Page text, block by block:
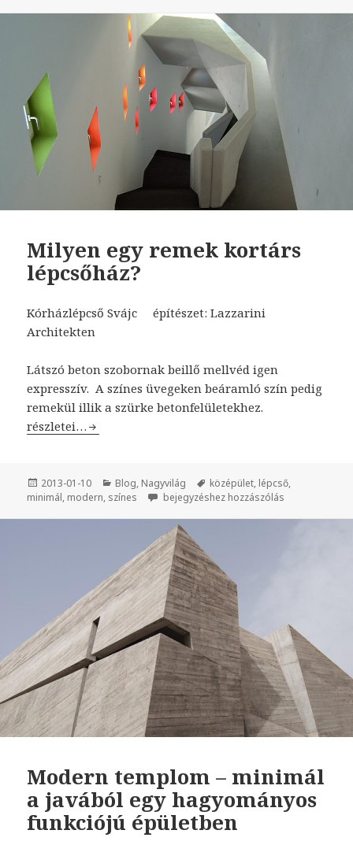
Milyen egy remek kortárs
lépcsőház?
Kórházlépcső Svájc építészet: Lazzarini
Architekten
Látszó beton szobornak beillő mellvéd igen
expresszív. A színes üvegeken beáramló szín pedig
remekül illik a szürke betonfelületekhez.
Milyen egy remek kortárs lépcsőház?
részletei…
Közzétéve
2013-01-10 Kategória
Blog, Nagyvilág Címke
középület, lépcső,
minimál, modern, színes Milyen egy remek kortárs lépcsőház?
bejegyzéshez hozzászólás
Modern templom – minimál
a javából egy hagyományos
funkciójú épületben